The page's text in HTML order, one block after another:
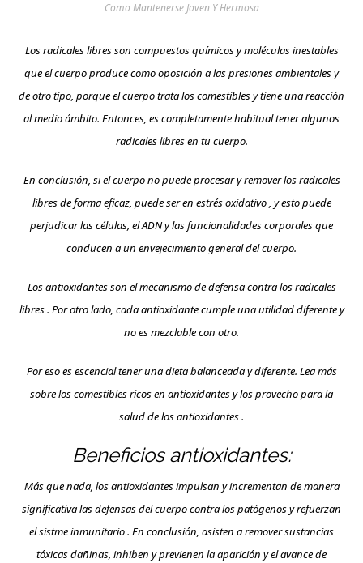
Como Mantenerse Joven Y Hermosa
Los radicales libres son compuestos químicos y moléculas inestables
que el cuerpo produce como oposición a las presiones ambientales y
de otro tipo, porque el cuerpo trata los comestibles y tiene una reacción
al medio ámbito. Entonces, es completamente habitual tener algunos
radicales libres en tu cuerpo.
En conclusión, si el cuerpo no puede procesar y remover los radicales
libres de forma eficaz, puede ser en estrés oxidativo , y esto puede
perjudicar las células, el ADN y las funcionalidades corporales que
conducen a un envejecimiento general del cuerpo.
Los antioxidantes son el mecanismo de defensa contra los radicales
libres . Por otro lado, cada antioxidante cumple una utilidad diferente y
no es mezclable con otro.
Por eso es escencial tener una dieta balanceada y diferente. Lea más
sobre los comestibles ricos en antioxidantes y los provecho para la
salud de los antioxidantes .
Beneficios antioxidantes:
Más que nada, los antioxidantes impulsan y incrementan de manera
significativa las defensas del cuerpo contra los patógenos y refuerzan
el sistme inmunitario . En conclusión, asisten a remover sustancias
tóxicas dañinas, inhiben y previenen la aparición y el avance de